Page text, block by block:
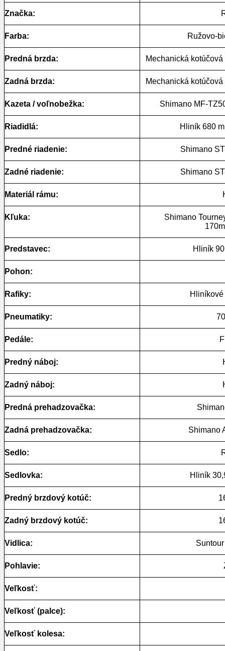
Značka:
Farba: Ružovo-
Predná brzda: Mechanická
Zadná brzda: Mechanická
Kazeta / voľnobežka: Shimano MF-
Riadidlá: Hliník 680
Predné riadenie: Shimano
Zadné riadenie: Shimano
Materiál rámu:
Kľuka:
Shimano
Predstavec: Hliník
Pohon:
Rafiky:
Pneumatiky:
Pedále:
Predný náboj:
Zadný náboj:
Predná prehadzovačka:
Zadná prehadzovačka: Shimano
Sedlo:
Sedlovka: Hliník
Predný brzdový kotúč:
Zadný brzdový kotúč:
Vidlica:
Pohlavie:
Veľkosť:
Veľkosť (palce):
Veľkosť kolesa: